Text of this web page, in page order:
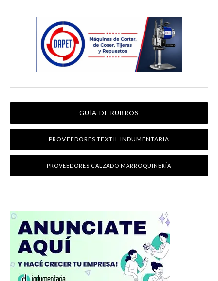
GUÍA DE RUBROS
PROVEEDORES TEXTIL INDUMENTARIA
PROVEEDORES CALZADO MARROQUINERÍA